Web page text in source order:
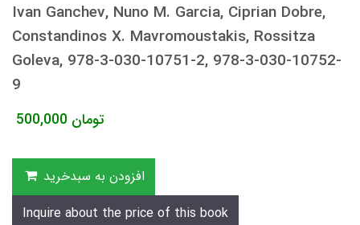
Ivan Ganchev, Nuno M. Garcia, Ciprian Dobre,
Constandinos X. Mavromoustakis, Rossitza
Goleva, 978-3-030-10751-2, 978-3-030-10752-
9
500,000 تومان
افزودن به سبدخرید
Inquire about the price of this book